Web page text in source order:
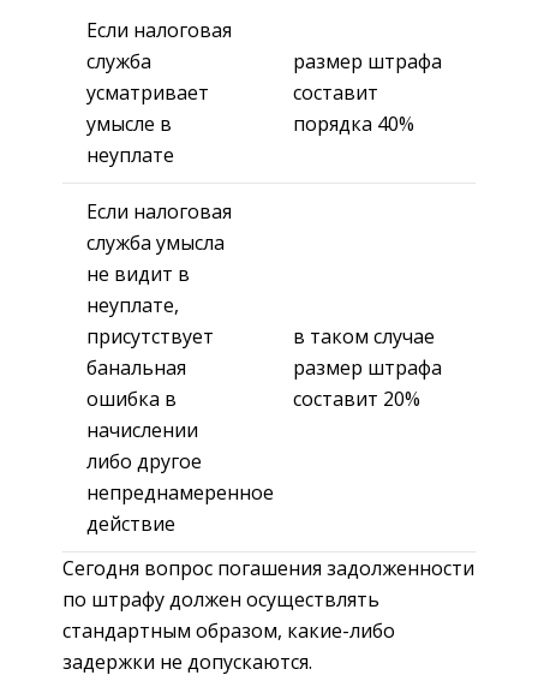
Если налоговая
служба
усматривает
умысле в
неуплате
размер штрафа
составит
порядка 40%
Если налоговая
служба умысла
не видит в
неуплате,
присутствует
банальная
ошибка в
начислении
либо другое
непреднамеренное
действие
в таком случае
размер штрафа
составит 20%
Сегодня вопрос погашения задолженности
по штрафу должен осуществлять
стандартным образом, какие-либо
задержки не допускаются.